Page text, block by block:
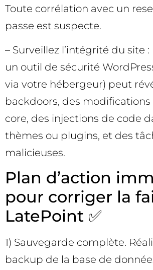
Toute corrélation avec un
passe est suspecte.
– Surveillez l’intégrité du site :
un outil de sécurité
via votre hébergeur) peut
backdoors, des
core, des injections de code
thèmes ou plugins, et des
malicieuses.
Plan d’action
pour corriger la
LatePoint ✅
1) Sauvegarde complète.
backup de la base de